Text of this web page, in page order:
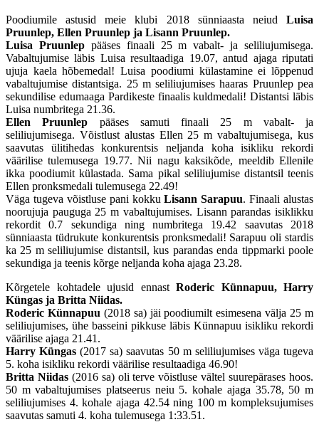
Poodiumile astusid meie klubi 2018 sünniaasta neiud Luisa
Pruunlep, Ellen Pruunlep ja Lisann Pruunlep.
Luisa Pruunleppääses finaali 25 m vabalt- ja seliliujumisega.
Vabaltujumise läbis Luisa resultaadiga 19.07, antud ajaga riputati
ujuja kaela hõbemedal! Luisa poodiumi külastamine ei lõppenud
vabaltujumise distantsiga. 25 m seliliujumises haaras Pruunlep pea
sekundilise edumaaga Pardikeste finaalis kuldmedali! Distantsi läbis
Luisa numbritega 21.36.
Ellen Pruunlep pääses samuti finaali 25 m vabalt- ja
seliliujumisega. Võistlust alustas Ellen 25 m vabaltujumisega, kus
saavutas ülitihedas konkurentsis neljanda koha isikliku rekordi
väärilise tulemusega 19.77. Nii nagu kaksikõde, meeldib Ellenile
ikka poodiumit külastada. Sama pikal seliliujumise distantsil teenis
Ellen pronksmedali tulemusega 22.49!
Väga tugeva võistluse pani kokkuLisann Sarapuu. Finaali alustas
noorujuja pauguga 25 m vabaltujumises. Lisann parandas isiklikku
rekordit 0.7 sekundiga ning numbritega 19.42 saavutas 2018
sünniaasta tüdrukute konkurentsis pronksmedali! Sarapuu oli stardis
ka 25 m seliliujumise distantsil, kus parandas enda tippmarki poole
sekundiga ja teenis kõrge neljanda koha ajaga 23.28.
Kõrgetele kohtadele ujusid ennast Roderic Künnapuu, Harry
Küngas ja Britta Niidas.
Roderic Künnapuu (2018 sa) jäi poodiumilt esimesena välja 25 m
seliliujumises, ühe basseini pikkuse läbis Künnapuu isikliku rekordi
väärilise ajaga 21.41.
Harry Küngas (2017 sa) saavutas 50 m seliliujumises väga tugeva
5. koha isikliku rekordi väärilise resultaadiga 46.90!
Britta Niidas(2016 sa) oli terve võistluse vältel suurepärases hoos.
50 m vabaltujumises platseerus neiu 5. kohale ajaga 35.78, 50 m
seliliujumises 4. kohale ajaga 42.54 ning 100 m kompleksujumises
saavutas samuti 4. koha tulemusega 1:33.51.